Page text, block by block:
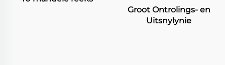
Groot Ontrolings- en
Uitsnylynie